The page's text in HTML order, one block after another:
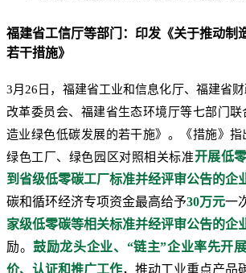
福建省工信厅等部门：印发《关于推动制
若干措施》
3月26日，福建省工业和信息化厅、福建省
改革委员会、福建省生态环境厅等七部门联
造业绿色低碳发展的若干施》。《措施》
绿色工厂、绿色园区对照相关标准开展低
到省级低零碳工厂标准并经评审公告的企
碳和循环经济专项资金最高给予30万元一
家级低零碳等相关标准并经评审公告的企
励。鼓励龙头企业、“链主”企业率先开
价、认证和推广工作，推动工业重点产品